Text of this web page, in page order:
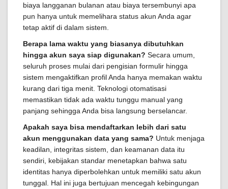
biaya langganan bulanan atau biaya tersembunyi apa
pun hanya untuk memelihara status akun Anda agar
tetap aktif di dalam sistem.
Berapa lama waktu yang biasanya dibutuhkan
hingga akun saya siap digunakan? Secara umum,
seluruh proses mulai dari pengisian formulir hingga
sistem mengaktifkan profil Anda hanya memakan waktu
kurang dari tiga menit. Teknologi otomatisasi
memastikan tidak ada waktu tunggu manual yang
panjang sehingga Anda bisa langsung berselancar.
Apakah saya bisa mendaftarkan lebih dari satu
akun menggunakan data yang sama? Untuk menjaga
keadilan, integritas sistem, dan keamanan data itu
sendiri, kebijakan standar menetapkan bahwa satu
identitas hanya diperbolehkan untuk memiliki satu akun
tunggal. Hal ini juga bertujuan mencegah kebingungan